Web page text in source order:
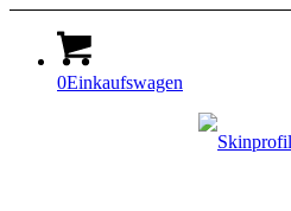
0Einkaufswagen